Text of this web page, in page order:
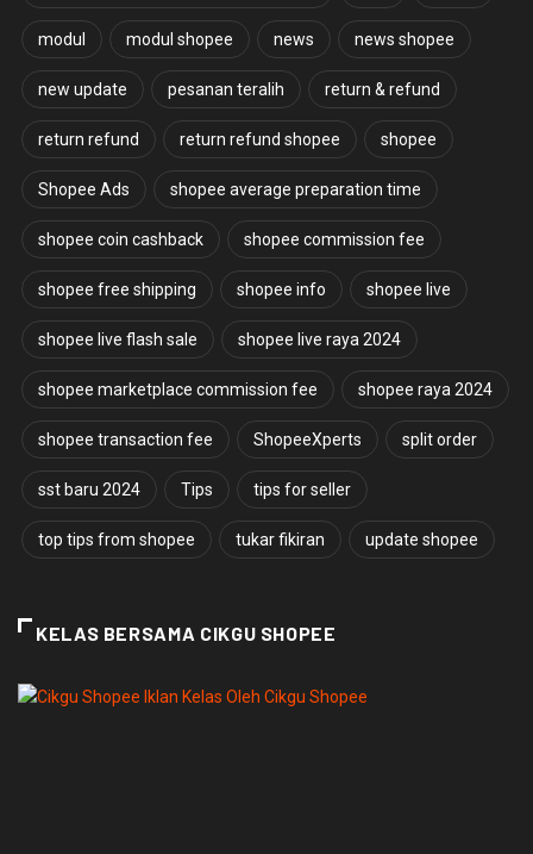
modul modul shopee news news shopee
new update pesanan teralih return & refund
return refund return refund shopee shopee
Shopee Ads shopee average preparation time
shopee coin cashback shopee commission fee
shopee free shipping shopee info shopee live
shopee live flash sale shopee live raya 2024
shopee marketplace commission fee shopee raya 2024
shopee transaction fee ShopeeXperts split order
sst baru 2024 Tips tips for seller
top tips from shopee tukar fikiran update shopee
KELAS BERSAMA CIKGU SHOPEE